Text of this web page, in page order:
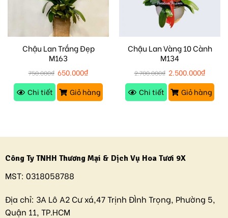
Chậu Lan Trắng Đẹp
M163
750.000₫ 650.000₫
Chi tiết
Giỏ hàng
Chậu Lan Vàng 10 Cành
M134
2.700.000₫ 2.500.000₫
Chi tiết
Giỏ hàng
Công Ty TNHH Thương Mại & Dịch Vụ Hoa Tươi 9X
MST: 0318058788
Địa chỉ: 3A Lô A2 Cư xá,47 Trịnh ĐÌnh Trọng, Phường 5,
Quận 11, TP.HCM